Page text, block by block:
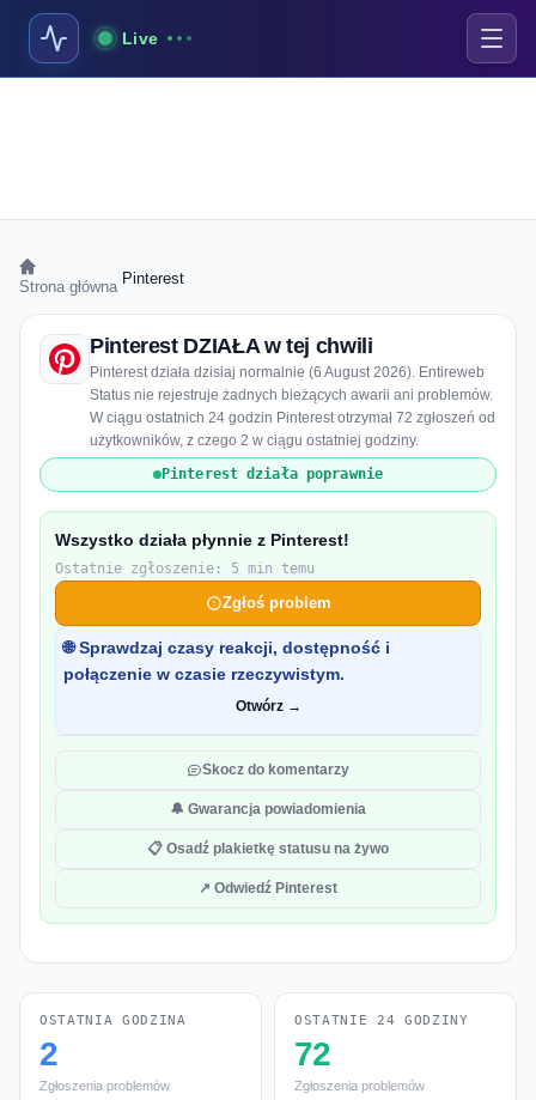
Live
Strona główna Pinterest
Pinterest DZIAŁA w tej chwili
Pinterest działa dzisiaj normalnie (6 August 2026). Entireweb
Status nie rejestruje żadnych bieżących awarii ani problemów.
W ciągu ostatnich 24 godzin Pinterest otrzymał 72 zgłoszeń od
użytkowników, z czego 2 w ciągu ostatniej godziny.
Pinterest działa poprawnie
Wszystko działa płynnie z Pinterest!
Ostatnie zgłoszenie: 5 min temu
Zgłoś problem
🌐 Sprawdzaj czasy reakcji, dostępność i
połączenie w czasie rzeczywistym.
Otwórz →
Skocz do komentarzy
🔔 Gwarancja powiadomienia
📋 Osadź plakietkę statusu na żywo
↗ Odwiedź Pinterest
OSTATNIA GODZINA
2
Zgłoszenia problemów
OSTATNIE 24 GODZINY
72
Zgłoszenia problemów